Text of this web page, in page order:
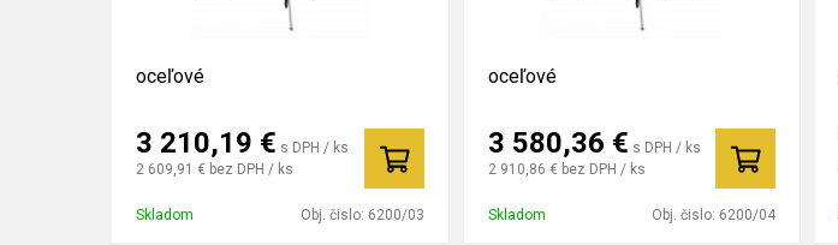
oceľové
3 210,19 € s DPH / ks
2 609,91 € bez DPH / ks
Skladom Obj. čislo: 6200/03
oceľové
3 580,36 € s DPH / ks
2 910,86 € bez DPH / ks
Skladom Obj. čislo: 6200/04